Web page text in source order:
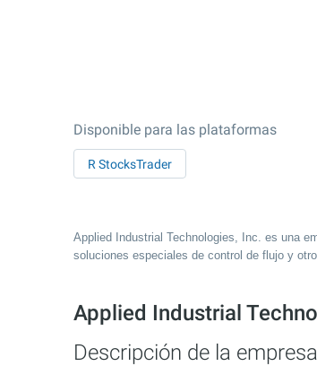
Disponible para las plataformas
R StocksTrader
Applied Industrial Technologies, Inc. es una
soluciones especiales de control de flujo y
Applied Industrial
Descripción de la empresa